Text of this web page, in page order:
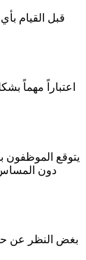
قبل القيام
يتوقع الموظفون
دون المساس
بغض النظر عن